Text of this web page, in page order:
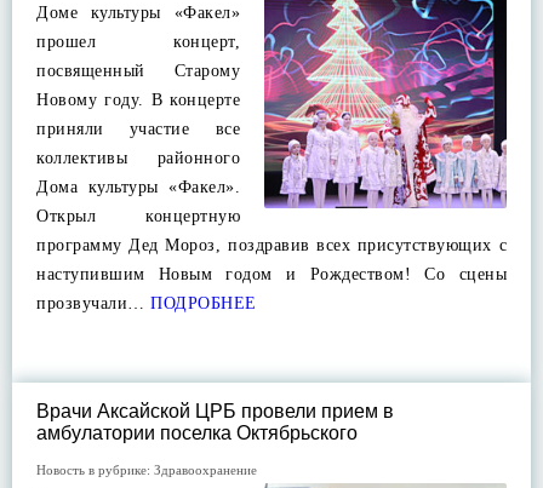
Доме культуры «Факел»
прошел концерт,
посвященный Старому
Новому году. В концерте
приняли участие все
коллективы районного
Дома культуры «Факел».
Открыл концертную
программу Дед Мороз, поздравив всех присутствующих с
наступившим Новым годом и Рождеством! Со сцены
прозвучали… ПОДРОБНЕЕ
Врачи Аксайской ЦРБ провели прием в
амбулатории поселка Октябрьского
Новость в рубрике: Здравоохранение